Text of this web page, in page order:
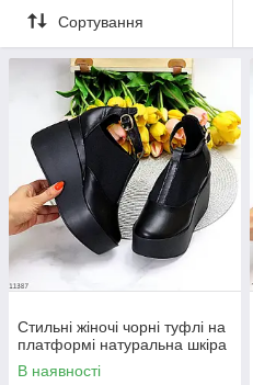
Сортування
Стильні жіночі чорні туфлі на
платформі натуральна шкіра
В наявності